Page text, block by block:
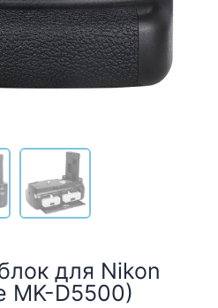
для Nikon
MK-D5500)